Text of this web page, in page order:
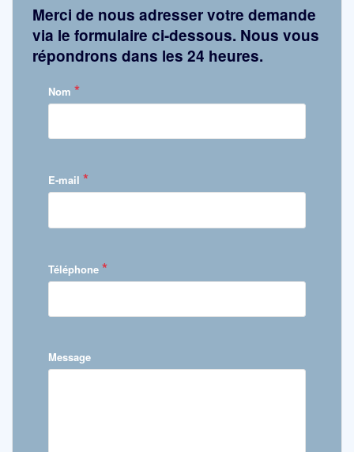
Merci de nous adresser votre demande
via le formulaire ci-dessous. Nous vous
répondrons dans les 24 heures.
Nom *
E-mail *
Téléphone *
Message